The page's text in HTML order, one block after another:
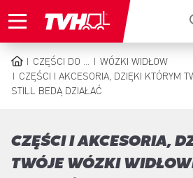
to
BREADCRUMB
CZĘŚCI DO ...
WÓZKI WIDŁOW
CZĘŚCI I AKCESORIA, DZIĘKI KTÓRYM
STILL BEDĄ DZIAŁAĆ
CZĘŚCI I AKCESORIA,
TWÓJE WÓZKI